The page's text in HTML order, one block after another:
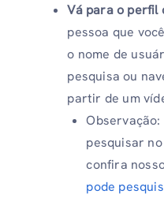
Vá para o perfil
pessoa que
o nome de
pesquisa ou
partir de um
Observação:
pesquisar
confira
pode